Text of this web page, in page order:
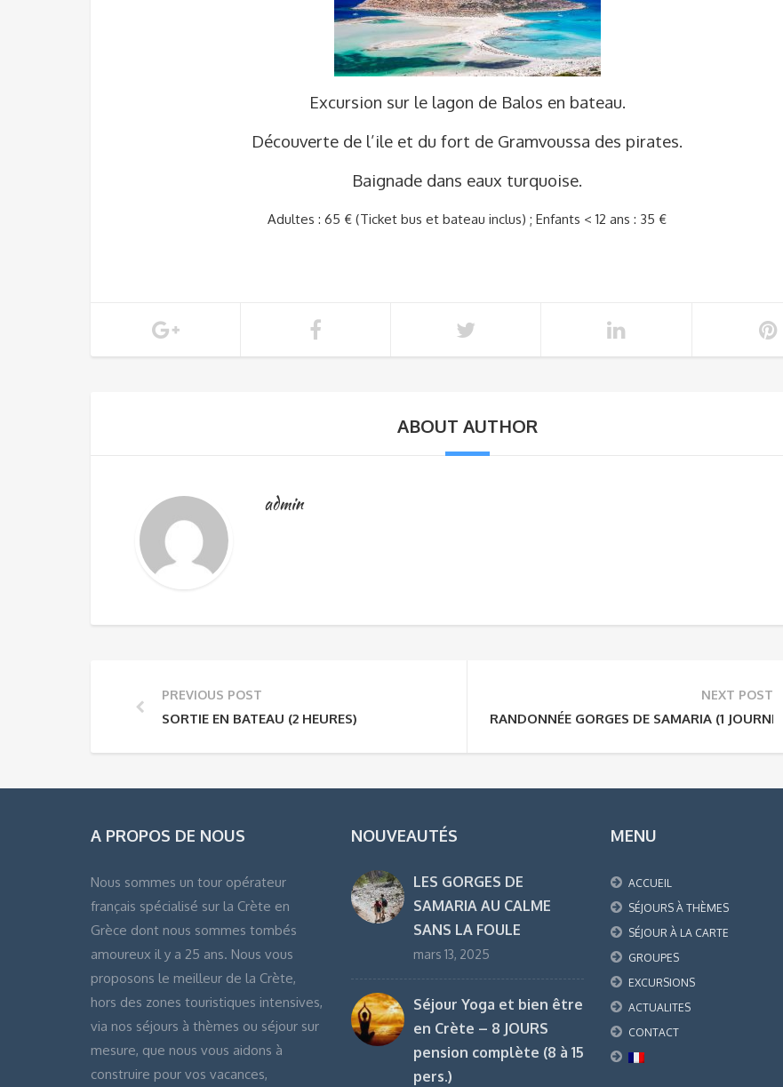
Excursion sur le lagon de Balos en bateau.
Découverte de l’ile et du fort de Gramvoussa des pirates.
Baignade dans eaux turquoise.
Adultes : 65 € (Ticket bus et bateau inclus) ; Enfants < 12 ans : 35 €
ABOUT AUTHOR
admin
PREVIOUS POST
SORTIE EN BATEAU (2 HEURES)
NEXT POST
RANDONNÉE GORGES DE SAMARIA (1 JOURNÉE)
A PROPOS DE NOUS
Nous sommes un tour opérateur
français spécialisé sur la Crète en
Grèce dont nous sommes tombés
amoureux il y a 25 ans. Nous vous
proposons le meilleur de la Crète,
hors des zones touristiques intensives,
via nos séjours à thèmes ou séjour sur
mesure, que nous vous aidons à
construire pour vos vacances,
NOUVEAUTÉS
LES GORGES DE
SAMARIA AU CALME
SANS LA FOULE
mars 13, 2025
Séjour Yoga et bien être
en Crète – 8 JOURS
pension complète (8 à 15
pers.)
MENU
ACCUEIL
SÉJOURS À THÈMES
SÉJOUR À LA CARTE
GROUPES
EXCURSIONS
ACTUALITES
CONTACT